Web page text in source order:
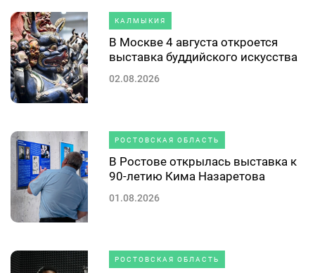
КАЛМЫКИЯ
В Москве 4 августа откроется
выставка буддийского искусства
02.08.2026
РОСТОВСКАЯ ОБЛАСТЬ
В Ростове открылась выставка к
90-летию Кима Назаретова
01.08.2026
РОСТОВСКАЯ ОБЛАСТЬ